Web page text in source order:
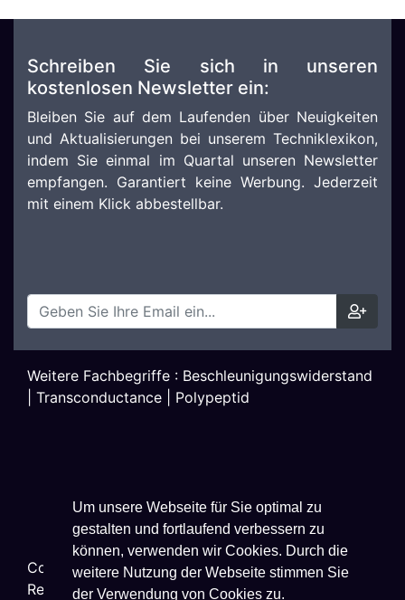
Um unsere Webseite für Sie optimal zu
gestalten und fortlaufend verbessern zu
können, verwenden wir Cookies. Durch die
weitere Nutzung der Webseite stimmen Sie
der Verwendung von Cookies zu.
Schreiben Sie sich in unseren
kostenlosen Newsletter ein:
Bleiben Sie auf dem Laufenden über Neuigkeiten
und Aktualisierungen bei unserem Techniklexikon,
indem Sie einmal im Quartal unseren Newsletter
empfangen. Garantiert keine Werbung. Jederzeit
mit einem Klick abbestellbar.
Weitere Fachbegriffe : Beschleunigungswiderstand
Transconductance Polypeptid
Copyright © 2026Techniklexikon.net - All Rights
Reserved.